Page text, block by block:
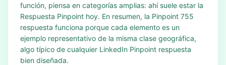
función, piensa en categorías amplias: ahí suele estar la
Respuesta Pinpoint hoy. En resumen, la Pinpoint 755
respuesta funciona porque cada elemento es un
ejemplo representativo de la misma clase geográfica,
algo típico de cualquier LinkedIn Pinpoint respuesta
bien diseñada.